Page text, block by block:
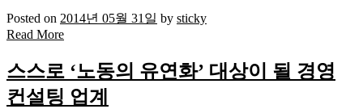
Posted on 2014년 05월 31일 by sticky
Read More
스스로 ‘노동의 유연화’ 대상이 될 경영
컨설팅 업계